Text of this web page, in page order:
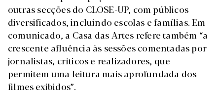
outras secções do CLOSE-UP, com públicos
diversificados, incluindo escolas e famílias. Em
comunicado, a Casa das Artes refere também “a
crescente afluência às sessões comentadas por
jornalistas, críticos e realizadores, que
permitem uma leitura mais aprofundada dos
filmes exibidos”.